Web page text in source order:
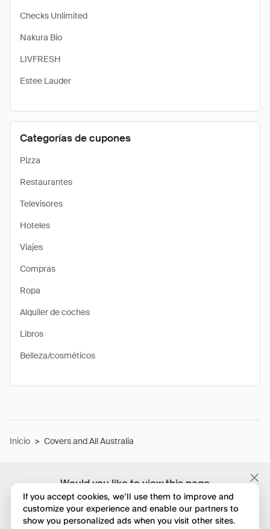
Would you like to view this page
in English?
No, seguir navegando
Checks Unlimited
Nakura Bio
LIVFRESH
Estee Lauder
Categorías de cupones
Pizza
Restaurantes
Televisores
Hoteles
Viajes
Compras
Ropa
Alquiler de coches
Libros
Belleza/cosméticos
Inicio > Covers and All Australia
If you accept cookies, we’ll use them to improve and
customize your experience and enable our partners to
show you personalized ads when you visit other sites.